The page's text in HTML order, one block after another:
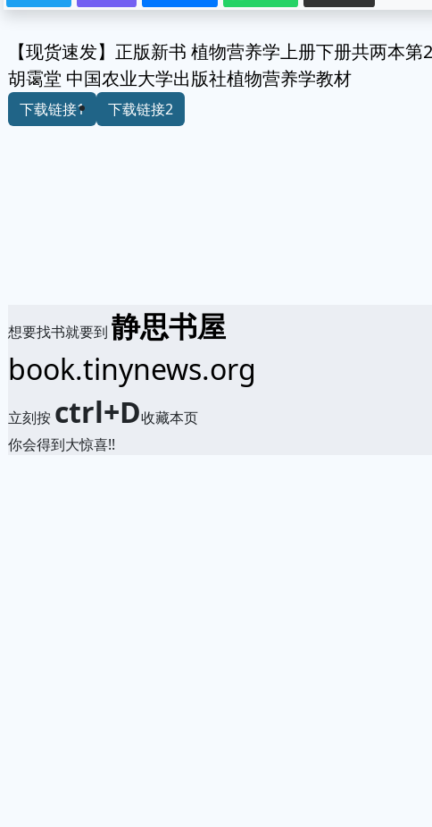
【现货速发】正版新书 植物营养学上册下册共两本
胡霭堂 中国农业大学出版社植物营养学教材
下载链接1 下载链接2
想要找书就要到静思书屋
book.tinynews.org
立刻按 ctrl+D收藏本页
你会得到大惊喜!!